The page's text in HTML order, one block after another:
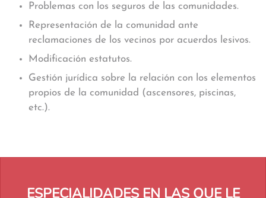
Problemas con los seguros de las comunidades.
Representación de la comunidad ante
reclamaciones de los vecinos por acuerdos lesivos.
Modificación estatutos.
Gestión jurídica sobre la relación con los elementos
propios de la comunidad (ascensores, piscinas,
etc.).
ESPECIALIDADES EN LAS QUE LE